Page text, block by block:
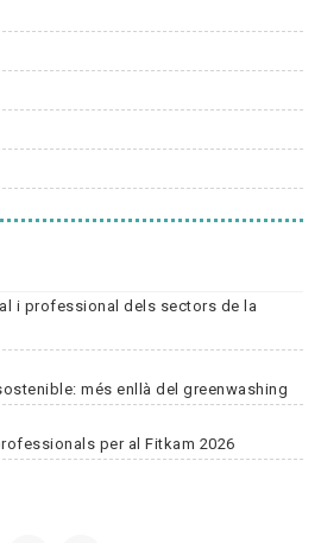
i professional dels sectors de la
més enllà del greenwashing
per al Fitkam 2026